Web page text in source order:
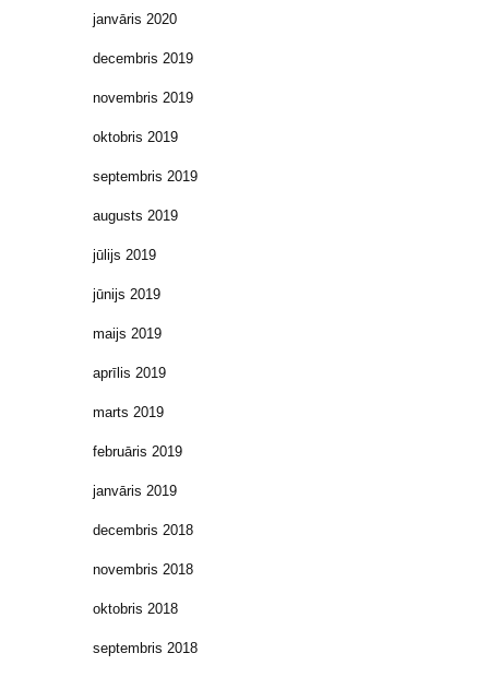
janvāris 2020
decembris 2019
novembris 2019
oktobris 2019
septembris 2019
augusts 2019
jūlijs 2019
jūnijs 2019
maijs 2019
aprīlis 2019
marts 2019
februāris 2019
janvāris 2019
decembris 2018
novembris 2018
oktobris 2018
septembris 2018